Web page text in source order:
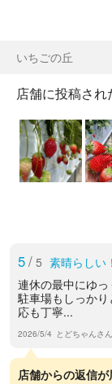
いちごの丘
店舗に投稿され
5/ 5 素晴らしい！
連休の最中にゆっ
駐車場もしっか
応も丁寧...
2026/5/4 とどちゃんさん
店舗からの返信が